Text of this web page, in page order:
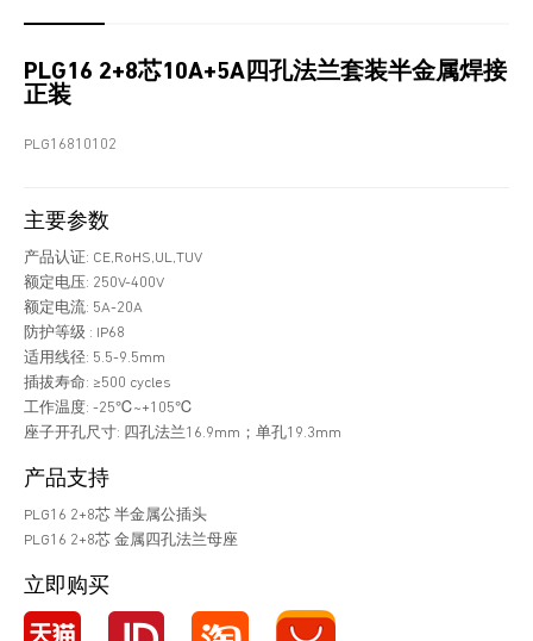
PLG16 2+8芯10A+5A四孔法兰套装半金属焊接
正装
PLG16810102
主要参数
产品认证: CE,RoHS,UL,TUV
额定电压: 250V-400V
额定电流: 5A-20A
防护等级 : IP68
适用线径: 5.5-9.5mm
插拔寿命: ≥500 cycles
工作温度: -25℃~+105℃
座子开孔尺寸: 四孔法兰16.9mm；单孔19.3mm
产品支持
PLG16 2+8芯 半金属公插头
PLG16 2+8芯 金属四孔法兰母座
立即购买